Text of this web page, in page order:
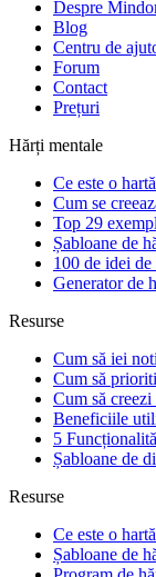
Despre
Blog
Centru de
Forum
Contact
Prețuri
Hărți mentale
Ce este o
Cum se
Top 29
Șabloane de
100 de idei
Generator de
Resurse
Cum să iei
Cum să
Cum să
Beneficiile
5
Șabloane de
Resurse
Ce este o
Șabloane de